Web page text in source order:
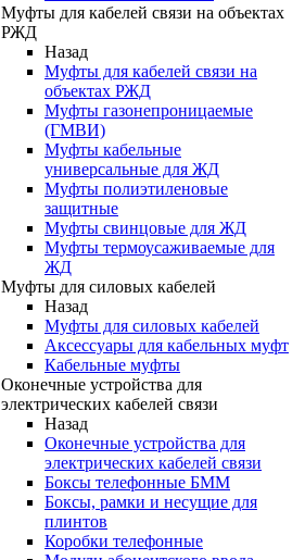
Муфты для кабелей связи на объектах
РЖД
Назад
Муфты для кабелей связи на
объектах РЖД
Муфты газонепроницаемые
(ГМВИ)
Муфты кабельные
универсальные для ЖД
Муфты полиэтиленовые
защитные
Муфты свинцовые для ЖД
Муфты термоусаживаемые для
ЖД
Муфты для силовых кабелей
Назад
Муфты для силовых кабелей
Аксессуары для кабельных муфт
Кабельные муфты
Оконечные устройства для
электрических кабелей связи
Назад
Оконечные устройства для
электрических кабелей связи
Боксы телефонные БММ
Боксы, рамки и несущие для
плинтов
Коробки телефонные